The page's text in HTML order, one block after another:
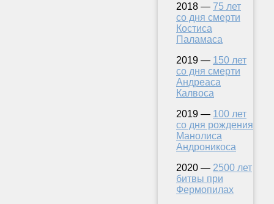
2018 — 75 лет
со дня смерти
Костиса
Паламаса
2019 — 150 лет
со дня смерти
Андреаса
Калвоса
2019 — 100 лет
со дня рождения
Манолиса
Андроникоса
2020 — 2500 лет
битвы при
Фермопилах